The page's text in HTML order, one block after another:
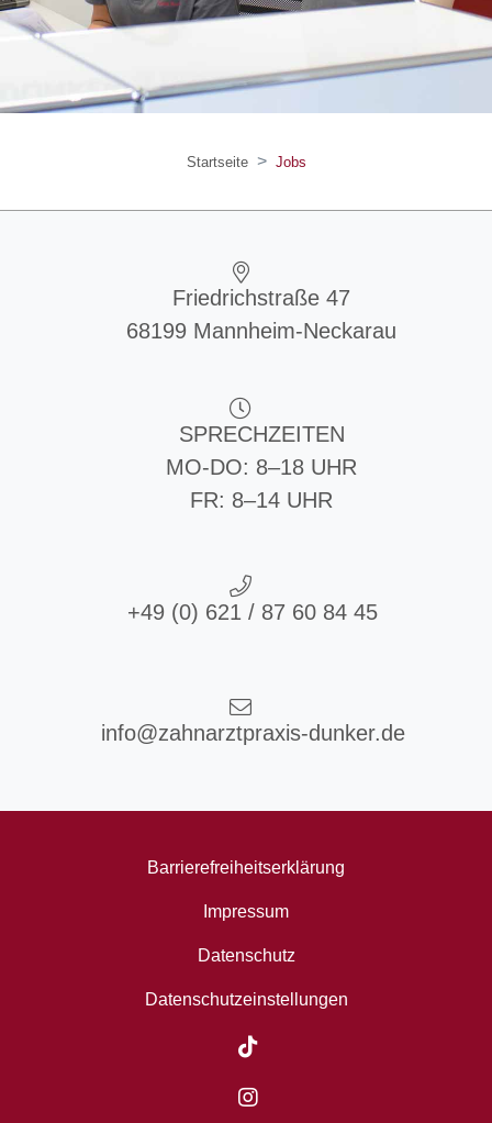
Startseite Jobs
Friedrichstraße 47
68199 Mannheim-Neckarau
SPRECHZEITEN
MO-DO: 8–18 UHR
FR: 8–14 UHR
+49 (0) 621 / 87 60 84 45
info@zahnarztpraxis-dunker.de
Barrierefreiheitserklärung
Impressum
Datenschutz
Datenschutzeinstellungen